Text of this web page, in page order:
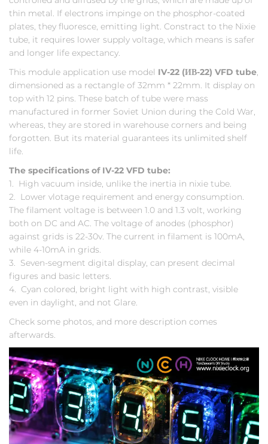
thin metal. If electrons impinge on the phosphor-coated
plates, they fluoresce, emitting light. Constract to the Nixie
tube, it requires lower supply voltage, which means is safer
and longer life expectancy.
This module application use model IV-22 (ИВ-22) VFD tube
dimensioned as a rectangle of 32mm * 22mm. It display on
top with 12 pins. These batch of tube were mass
manufactured in former Soviet Union during the Cold War,
whereas, they are stored in warehouse corners and being
forgotten. But its material guarantees its unlimited shelf
life.
The specifications of IV-22 VFD tube:
1. High vacuum inside, unlike the inertia in nixie tube.
2. Lower vlotage requirement and energy consumption.
The filament voltage is between 1.0 and 1.3 volt, working
both on DC and AC. The voltage of anodes (phosphor)
against grids is 22-30v. The current in filament is 100mA,
while 4-10mA in grids.
3. Seven-segment digital display, can present decimal
figures and basic letters.
4. Cyan colored, bright light with high contrast, visible
even in daylight, and not Glare.
Check some photos, and more description comes
afterwards.